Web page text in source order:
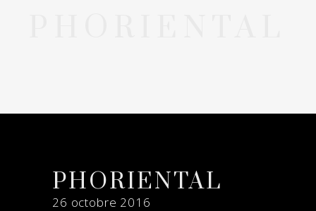
PHORIENTAL
26 octobre 2016